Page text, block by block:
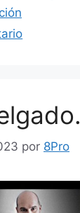
por 8Pro